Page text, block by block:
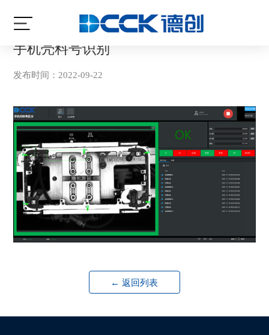
当前位置:首页 /案例讲解 /识别
手机壳料号识别
发布时间：2022-09-22
← 返回列表